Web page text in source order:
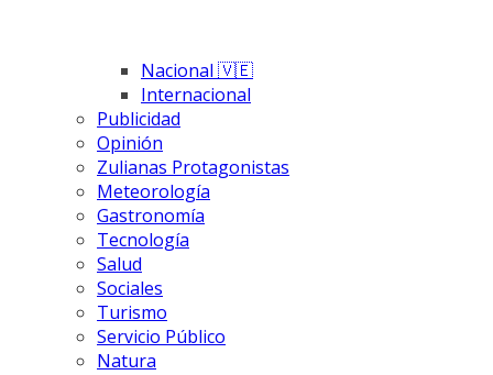
Nacional 🇻🇪
Internacional
Publicidad
Opinión
Zulianas Protagonistas
Meteorología
Gastronomía
Tecnología
Salud
Sociales
Turismo
Servicio Público
Natura